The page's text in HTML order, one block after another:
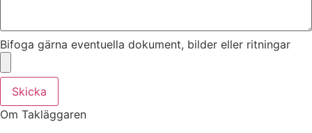
Bifoga gärna eventuella dokument, bilder eller ritningar
Skicka
Om Takläggaren